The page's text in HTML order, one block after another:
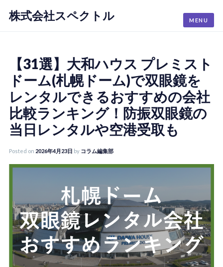
Skip株式会社スペクトル MENU
【31選】大和ハウス プレミスト
ドーム(札幌ドーム)で双眼鏡を
レンタルできるおすすめの会社
比較ランキング！防振双眼鏡の
当日レンタルや空港受取も
Posted on 2026年4月23日 by コラム編集部